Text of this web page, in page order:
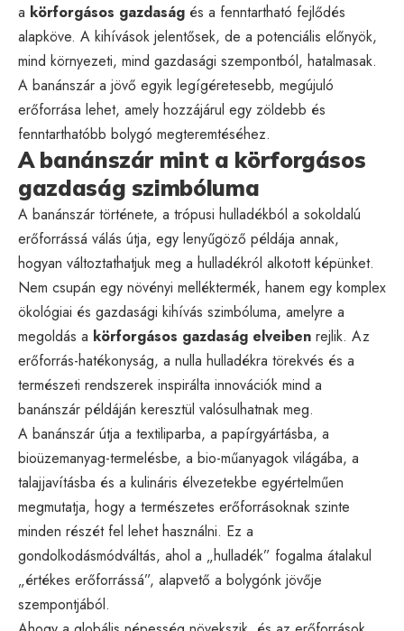
a körforgásos gazdaság és a fenntartható fejlődés
alapköve. A kihívások jelentősek, de a potenciális előnyök,
mind környezeti, mind gazdasági szempontból, hatalmasak.
A banánszár a jövő egyik legígéretesebb, megújuló
erőforrása lehet, amely hozzájárul egy zöldebb és
fenntarthatóbb bolygó megteremtéséhez.
A banánszár mint a körforgásos
gazdaság szimbóluma
A banánszár története, a trópusi hulladékból a sokoldalú
erőforrássá válás útja, egy lenyűgöző példája annak,
hogyan változtathatjuk meg a hulladékról alkotott képünket.
Nem csupán egy növényi melléktermék, hanem egy komplex
ökológiai és gazdasági kihívás szimbóluma, amelyre a
megoldás a körforgásos gazdaság elveiben rejlik. Az
erőforrás-hatékonyság, a nulla hulladékra törekvés és a
természeti rendszerek inspirálta innovációk mind a
banánszár példáján keresztül valósulhatnak meg.
A banánszár útja a textiliparba, a papírgyártásba, a
bioüzemanyag-termelésbe, a bio-műanyagok világába, a
talajjavításba és a kulináris élvezetekbe egyértelműen
megmutatja, hogy a természetes erőforrásoknak szinte
minden részét fel lehet használni. Ez a
gondolkodásmódváltás, ahol a „hulladék” fogalma átalakul
„értékes erőforrássá”, alapvető a bolygónk jövője
szempontjából.